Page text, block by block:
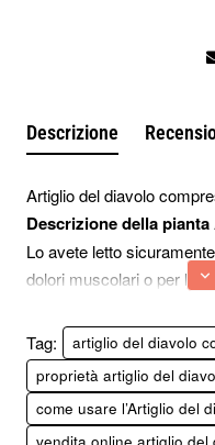
Descrizione
Artiglio del diavolo
Descrizione della
Lo avete letto
dolori muscolari o per
Artiglio del diavolo perché
Sud Africa da tempo
mediterraneo ed oggi
Nella descrizione della
Tag:
artiglio del diavolo
proprietà artiglio del
come usare l’Artiglio del